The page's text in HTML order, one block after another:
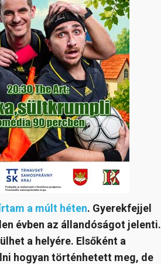
a múlt héten. Gyerekfejjel
évben az állandóságot jelenti.
a helyére. Elsőként a
hogyan történhetett meg, de